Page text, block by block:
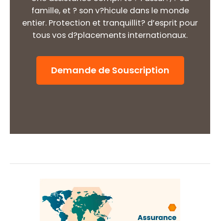
famille, et ? son v?hicule dans le monde
entier. Protection et tranquillit? d’esprit pour
tous vos d?placements internationaux.
Demande de Souscription